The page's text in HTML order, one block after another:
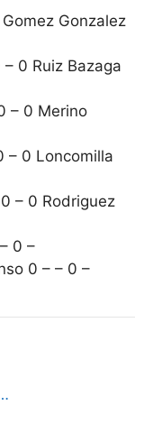
Gonzalez
0 Ruiz Bazaga
– 0 Merino
– 0 Loncomilla
– 0 Rodriguez
0 –
0 – – 0 –